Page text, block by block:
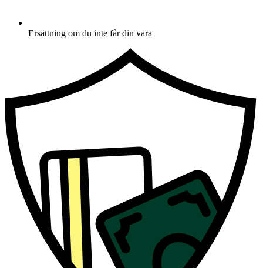
Ersättning om du inte får din vara